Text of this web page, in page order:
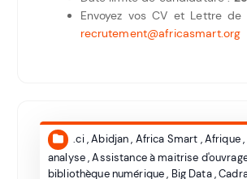
Envoyez vos CV et Lettre de
recrutement@africasmart.org
.ci,Abidjan, Africa Smart ,Afrique,
analyse,Assistance à maitrise
bibliothèque numérique, Big Data,